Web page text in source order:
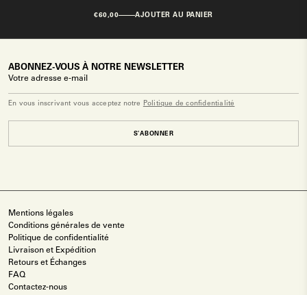
€60,00 AJOUTER AU PANIER
ABONNEZ-VOUS À NOTRE NEWSLETTER
En vous inscrivant vous acceptez notre Politique de confidentialité
S'ABONNER
Mentions légales
Conditions générales de vente
Politique de confidentialité
Livraison et Expédition
Retours et Échanges
FAQ
Contactez-nous